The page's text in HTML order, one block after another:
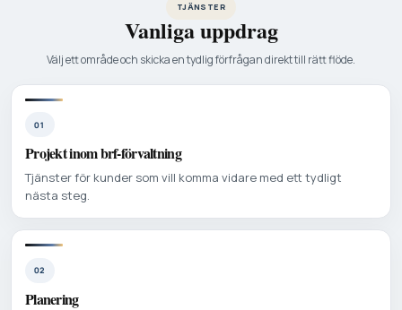
TJÄNSTER
Vanliga uppdrag
Välj ett område och skicka en tydlig förfrågan direkt till rätt flöde.
01
Projekt inom brf-förvaltning
Tjänster för kunder som vill komma vidare med ett tydligt
nästa steg.
02
Planering